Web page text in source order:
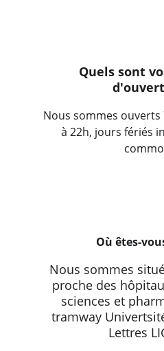
Quels sont
Nous sommes ouverts
à 22h, jours fériés
Nous sommes
proche des
sciences et
tramway
Lettres
Où êtes-